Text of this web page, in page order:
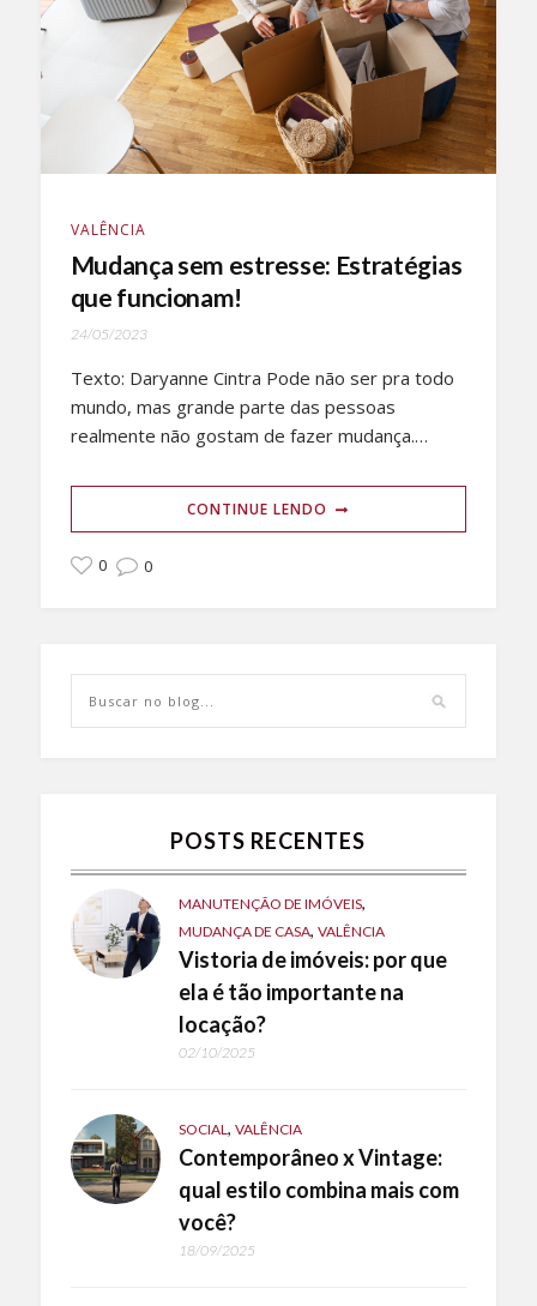
VALÊNCIA
Mudança sem estresse: Estratégias
que funcionam!
24/05/2023
Texto: Daryanne Cintra Pode não ser pra todo
mundo, mas grande parte das pessoas
realmente não gostam de fazer mudança.…
CONTINUE LENDO
0 0
POSTS RECENTES
MANUTENÇÃO DE IMÓVEIS,
MUDANÇA DE CASA, VALÊNCIA
Vistoria de imóveis: por que
ela é tão importante na
locação?
02/10/2025
SOCIAL, VALÊNCIA
Contemporâneo x Vintage:
qual estilo combina mais com
você?
18/09/2025